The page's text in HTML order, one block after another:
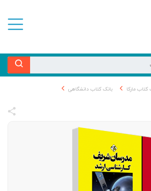
کتاب مارکا بانک کتاب دانشگاهی